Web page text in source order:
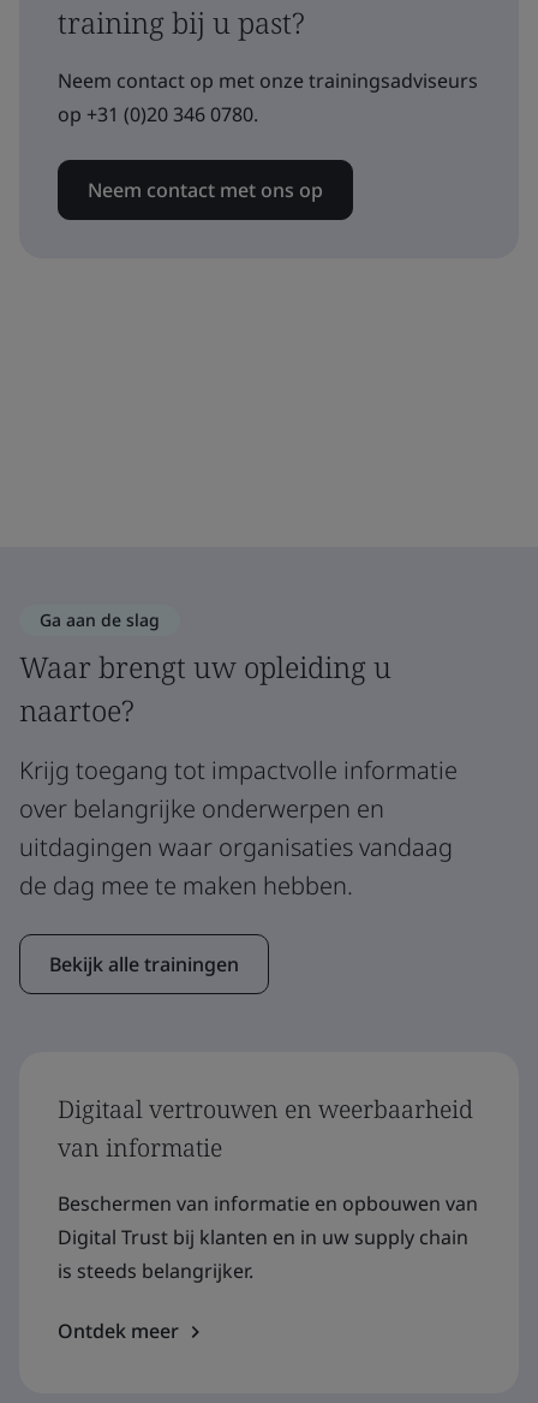
training bij u past?
Neem contact op met onze trainingsadviseurs
op +31 (0)20 346 0780.
Neem contact met ons op
Ga aan de slag
Waar brengt uw opleiding u
naartoe?
Krijg toegang tot impactvolle informatie
over belangrijke onderwerpen en
uitdagingen waar organisaties vandaag
de dag mee te maken hebben.
Bekijk alle trainingen
Digitaal vertrouwen en weerbaarheid
van informatie
Beschermen van informatie en opbouwen van
Digital Trust bij klanten en in uw supply chain
is steeds belangrijker.
Ontdek meer